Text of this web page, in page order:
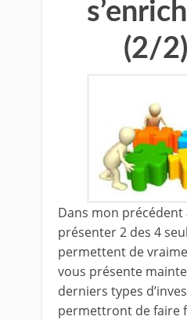
(2/2)
Dans mon précédent
présenter 2 des 4
permettent de
vous présente
derniers types
permettront de faire